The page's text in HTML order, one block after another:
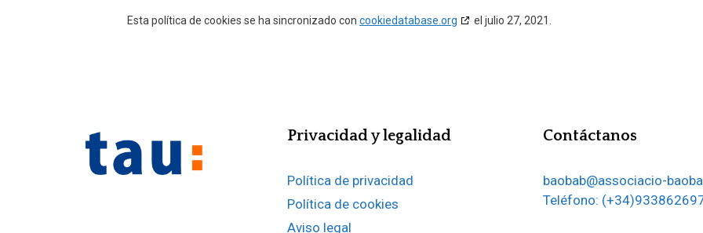
Esta política de cookies se ha sincronizado con cookiedatabase.org el julio 27, 2021.
Privacidad y legalidad
Política de privacidad
Política de cookies
Aviso legal
Contáctanos
baobab@associacio-
Teléfono: